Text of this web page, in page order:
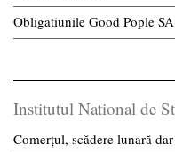
Obligatiunile Good Pople
Institutul National de
Comerțul, scădere lunară